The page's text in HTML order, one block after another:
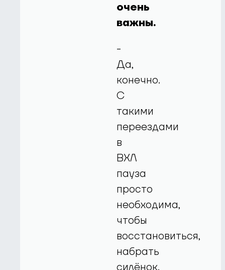
очень
важны.
-
Да,
конечно.
С
такими
переездами
в
ВХЛ
пауза
просто
необходима,
чтобы
восстановиться,
набрать